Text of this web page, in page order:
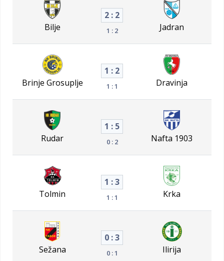
Bilje
2 : 2
1 : 2 Jadran
Brinje Grosuplje
1 : 2
1 : 1 Dravinja
Rudar
1 : 5
0 : 2 Nafta 1903
Tolmin
1 : 3
1 : 1 Krka
Sežana
0 : 3
0 : 1 Ilirija